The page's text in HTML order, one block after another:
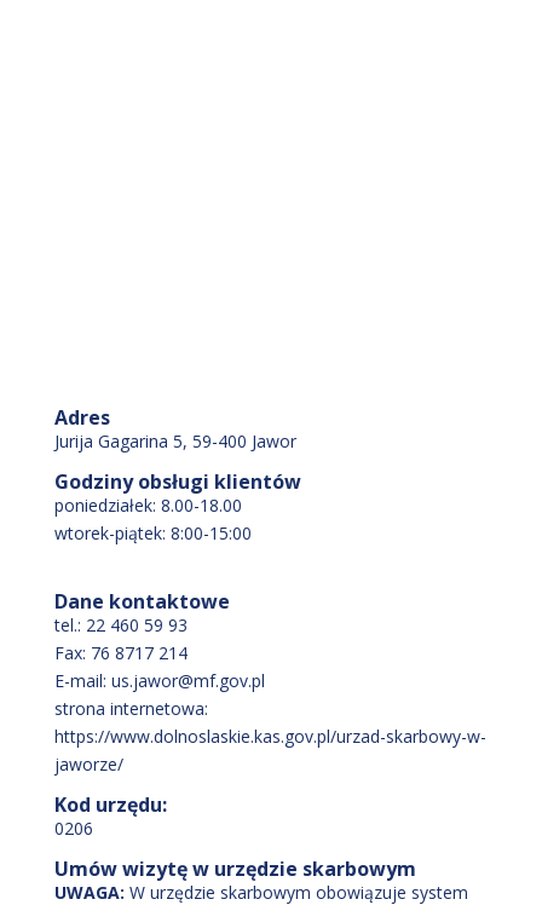
Adres
Jurija Gagarina 5, 59-400 Jawor
Godziny obsługi klientów
poniedziałek: 8.00-18.00
wtorek-piątek: 8:00-15:00
Dane kontaktowe
tel.: 22 460 59 93
Fax: 76 8717 214
E-mail: us.jawor@mf.gov.pl
strona internetowa:
https://www.dolnoslaskie.kas.gov.pl/urzad-skarbowy-w-
jaworze/
Kod urzędu:
0206
Umów wizytę w urzędzie skarbowym
UWAGA: W urzędzie skarbowym obowiązuje system